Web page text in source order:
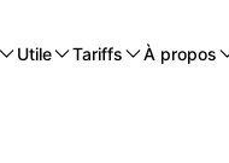
Utile Tariffs À propos